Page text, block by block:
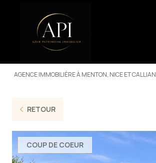
AGENCE IMMOBILIÈRE À MENTON, NICE ET CALLIAN
RETOUR
COUP DE COEUR